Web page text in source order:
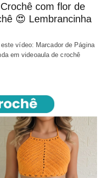
com flor de
😍 Lembrancinha
vídeo: Marcador de Página
em videoaula de crochê